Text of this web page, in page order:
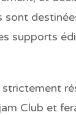
sont
supports
Club et